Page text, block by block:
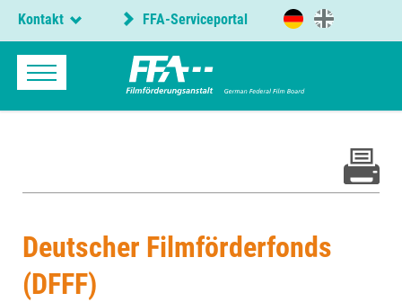
Kontakt FFA-Serviceportal
Deutscher Filmförderfonds
(DFFF)